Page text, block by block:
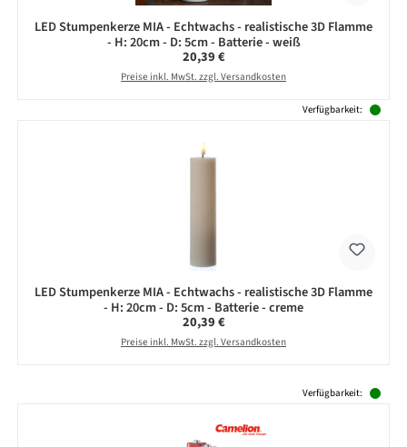
LED Stumpenkerze MIA - Echtwachs - realistische 3D Flamme
- H: 20cm - D: 5cm - Batterie - weiß
Regulärer Preis:
20,39 €
Preise inkl. MwSt. zzgl. Versandkosten
Verfügbarkeit:
LED Stumpenkerze MIA - Echtwachs - realistische 3D Flamme
- H: 20cm - D: 5cm - Batterie - creme
Regulärer Preis:
20,39 €
Preise inkl. MwSt. zzgl. Versandkosten
Verfügbarkeit: